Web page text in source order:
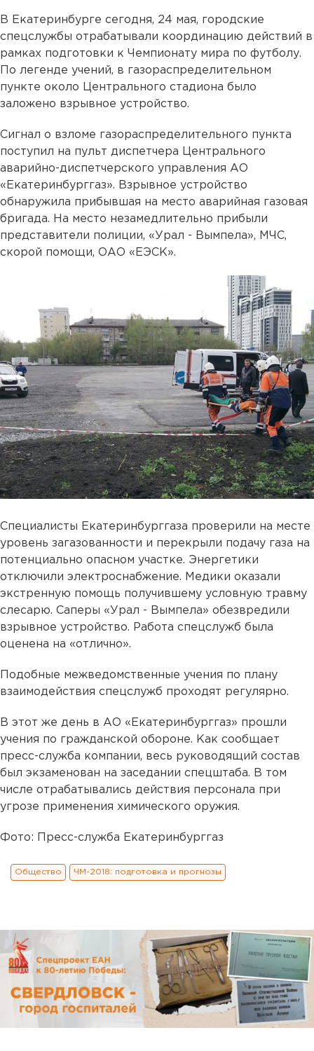
В Екатеринбурге сегодня, 24 мая, городские
спецслужбы отрабатывали координацию действий в
рамках подготовки к Чемпионату мира по футболу.
По легенде учений, в газораспределительном
пункте около Центрального стадиона было
заложено взрывное устройство.
Сигнал о взломе газораспределительного пункта
поступил на пульт диспетчера Центрального
аварийно-диспетчерского управления АО
«Екатеринбурггаз». Взрывное устройство
обнаружила прибывшая на место аварийная газовая
бригада. На место незамедлительно прибыли
представители полиции, «Урал - Вымпела», МЧС,
скорой помощи, ОАО «ЕЭСК».
Специалисты Екатеринбурггаза проверили на месте
уровень загазованности и перекрыли подачу газа на
потенциально опасном участке. Энергетики
отключили электроснабжение. Медики оказали
экстренную помощь получившему условную травму
слесарю. Саперы «Урал - Вымпела» обезвредили
взрывное устройство. Работа спецслужб была
оценена на «отлично».
Подобные межведомственные учения по плану
взаимодействия спецслужб проходят регулярно.
В этот же день в АО «Екатеринбурггаз» прошли
учения по гражданской обороне. Как сообщает
пресс-служба компании, весь руководящий состав
был экзаменован на заседании спецштаба. В том
числе отрабатывались действия персонала при
угрозе применения химического оружия.
Фото: Пресс-служба Екатеринбурггаз
Общество ЧМ-2018: подготовка и прогнозы